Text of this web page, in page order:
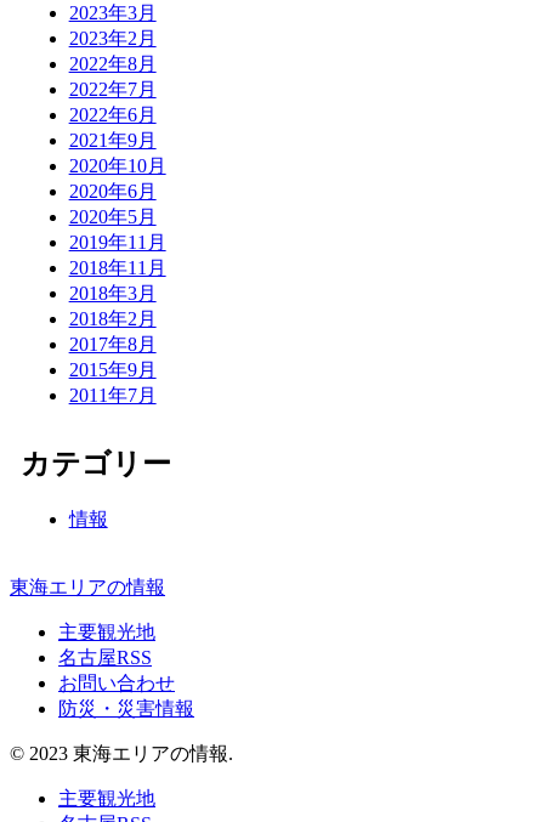
2023年3月
2023年2月
2022年8月
2022年7月
2022年6月
2021年9月
2020年10月
2020年6月
2020年5月
2019年11月
2018年11月
2018年3月
2018年2月
2017年8月
2015年9月
2011年7月
カテゴリー
情報
東海エリアの情報
主要観光地
名古屋RSS
お問い合わせ
防災・災害情報
© 2023 東海エリアの情報.
主要観光地